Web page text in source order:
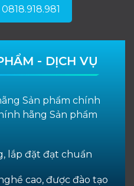
0818.918.981
- DỊCH VỤ
Sản phẩm chính
hãng Sản phẩm
lắp đặt đạt chuẩn
cao, được đào tạo